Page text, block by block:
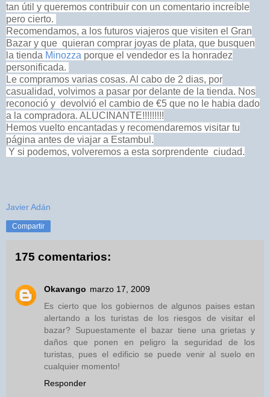
tan útil y queremos contribuir con un comentario increíble
pero cierto.
Recomendamos, a los futuros viajeros que visiten el Gran
Bazar y que quieran comprar joyas de plata, que busquen
la tienda Minozza porque el vendedor es la honradez
personificada.
Le compramos varias cosas. Al cabo de 2 dias, por
casualidad, volvimos a pasar por delante de la tienda. Nos
reconoció y devolvió el cambio de €5 que no le habia dado
a la compradora. ALUCINANTE!!!!!!!!!
Hemos vuelto encantadas y recomendaremos visitar tu
página antes de viajar a Estambul.
Y si podemos, volveremos a esta sorprendente ciudad.
Javier Adán
Compartir
175 comentarios:
Okavango marzo 17, 2009
Es cierto que los gobiernos de algunos paises estan
alertando a los turistas de los riesgos de visitar el
bazar? Supuestamente el bazar tiene una grietas y
daños que ponen en peligro la seguridad de los
turistas, pues el edificio se puede venir al suelo en
cualquier momento!
Responder